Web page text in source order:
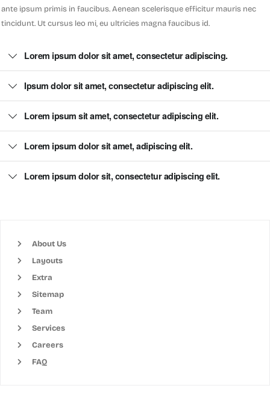
ante ipsum primis in faucibus. Aenean scelerisque efficitur mauris nec
tincidunt. Ut cursus leo mi, eu ultricies magna faucibus id.
Lorem ipsum dolor sit amet, consectetur adipiscing.
Ipsum dolor sit amet, consectetur adipiscing elit.
Lorem ipsum sit amet, consectetur adipiscing elit.
Lorem ipsum dolor sit amet, adipiscing elit.
Lorem ipsum dolor sit, consectetur adipiscing elit.
About Us
Layouts
Extra
Sitemap
Team
Services
Careers
FAQ